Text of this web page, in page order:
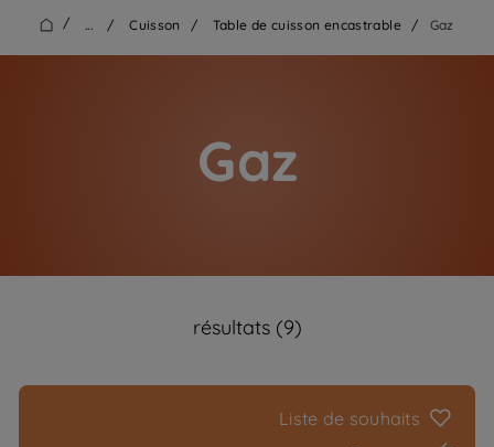
/ ... / Cuisson / Table de cuisson encastrable / Gaz
Gaz
résultats (9)
Liste de souhaits